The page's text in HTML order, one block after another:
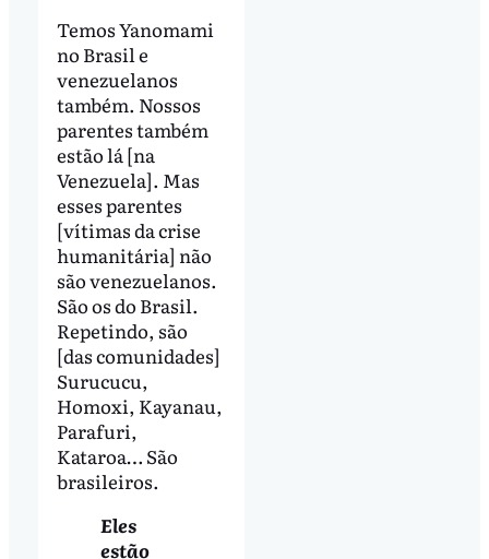
Temos Yanomami
no Brasil e
venezuelanos
também. Nossos
parentes também
estão lá [na
Venezuela]. Mas
esses parentes
[vítimas da crise
humanitária] não
são venezuelanos.
São os do Brasil.
Repetindo, são
[das comunidades]
Surucucu,
Homoxi, Kayanau,
Parafuri,
Kataroa… São
brasileiros.
Eles
estão